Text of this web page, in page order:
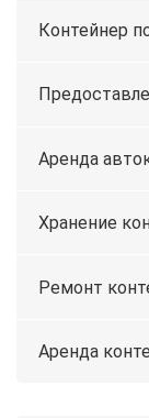
Контейнер
Аренда
Хранение
Ремонт
Аренда